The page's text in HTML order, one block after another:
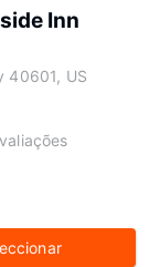
Inn
40601, US